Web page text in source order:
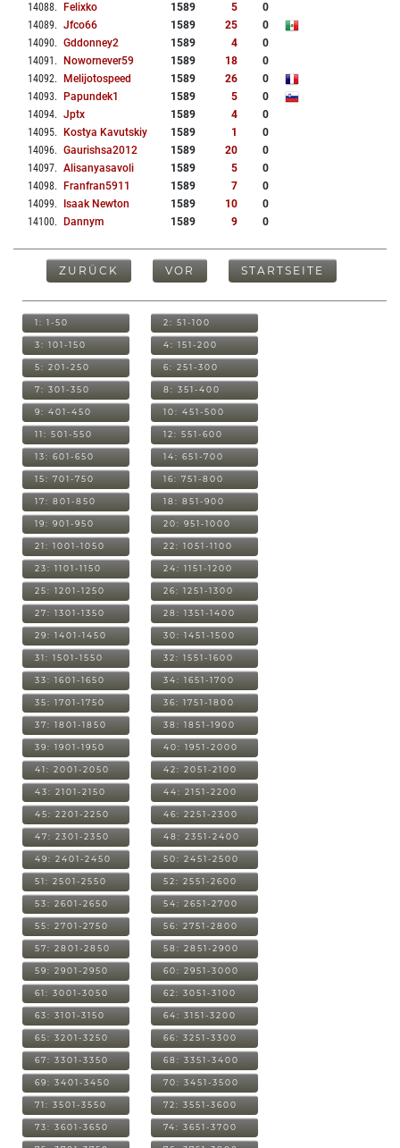
14088. Felixko 1589 5
0
14089. Jfco66 1589 25
0
14090. Gddonney2 1589 4
0
14091 . Nowornever59 1589 18
0
14092. Melijotospeed 1589 26
0
14093. Papundek1 1589 5
0
14094. Jptx 1589 4
0
14095. Kostya Kavutskiy 1589 1
0
14096. Gaurishsa2012 1589 20
0
14097. Alisanyasavoli 1589 5
0
14098. Franfran5911 1589 7
0
14099. Isaak Newton 1589 10
0
14100. Dannym 1589 9 0
ZURÜCK VOR STARTSEITE
1: 1-50 2: 51-100
3: 101-150 4: 151-200
5: 201-250 6: 251-300
7: 301-350 8: 351-400
9: 401-450 10: 451-500
11: 501-550 12: 551-600
13: 601-650 14: 651-700
15: 701-750 16: 751-800
17: 801-850 18: 851-900
19: 901-950 20: 951-1000
21: 1001-1050 22: 1051-1100
23: 1101-1150 24: 1151-1200
25: 1201-1250 26: 1251-1300
27: 1301-1350 28: 1351-1400
29: 1401-1450 30: 1451-1500
31: 1501-1550 32: 1551-1600
33: 1601-1650 34: 1651-1700
35: 1701-1750 36: 1751-1800
37: 1801-1850 38: 1851-1900
39: 1901-1950 40: 1951-2000
41: 2001-2050 42: 2051-2100
43: 2101-2150 44: 2151-2200
45: 2201-2250 46: 2251-2300
47: 2301-2350 48: 2351-2400
49: 2401-2450 50: 2451-2500
51: 2501-2550 52: 2551-2600
53: 2601-2650 54: 2651-2700
55: 2701-2750 56: 2751-2800
57: 2801-2850 58: 2851-2900
59: 2901-2950 60: 2951-3000
61: 3001-3050 62: 3051-3100
63: 3101-3150 64: 3151-3200
65: 3201-3250 66: 3251-3300
67: 3301-3350 68: 3351-3400
69: 3401-3450 70: 3451-3500
71: 3501-3550 72: 3551-3600
73: 3601-3650 74: 3651-3700